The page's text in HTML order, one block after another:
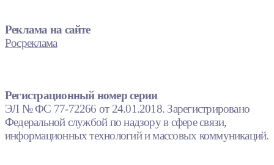
Реклама на сайте
Росреклама
Регистрационный номер серии
ЭЛ № ФС 77-72266 от 24.01.2018. Зарегистрировано
Федеральной службой по надзору в сфере связи,
информационных технологий и массовых коммуникаций.